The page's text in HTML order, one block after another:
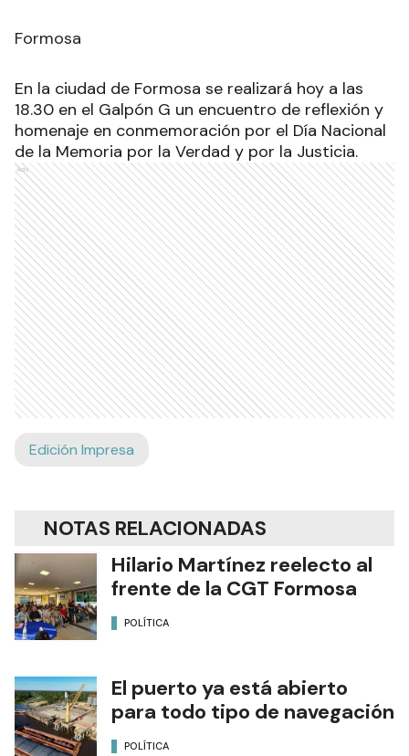
Formosa
En la ciudad de Formosa se realizará hoy a las
18.30 en el Galpón G un encuentro de reflexión y
homenaje en conmemoración por el Día Nacional
de la Memoria por la Verdad y por la Justicia.
Ads
Edición Impresa
NOTAS RELACIONADAS
Hilario Martínez reelecto al
frente de la CGT Formosa
POLÍTICA
El puerto ya está abierto
para todo tipo de navegación
POLÍTICA